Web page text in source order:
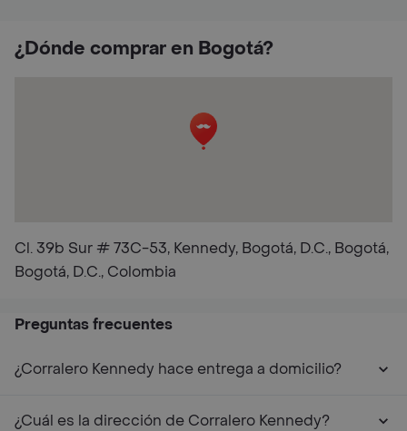
¿Dónde comprar en Bogotá?
Cl. 39b Sur # 73C-53, Kennedy, Bogotá, D.C., Bogotá,
Bogotá, D.C., Colombia
Preguntas frecuentes
¿Corralero Kennedy hace entrega a domicilio?
¿Cuál es la dirección de Corralero Kennedy?